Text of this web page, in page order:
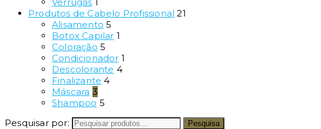
Produtos de Cabelo Profissional 21
Alisamento 5
Botox Capilar 1
Coloração 5
Condicionador 1
Descolorante 4
Finalizante 4
Máscara 3
Shampoo 5
Pesquisar por:
Pesquisa